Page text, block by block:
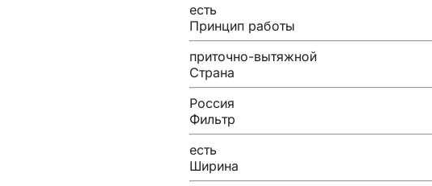
есть
Принцип работы
приточно-вытяжной
Страна
Россия
Фильтр
есть
Ширина